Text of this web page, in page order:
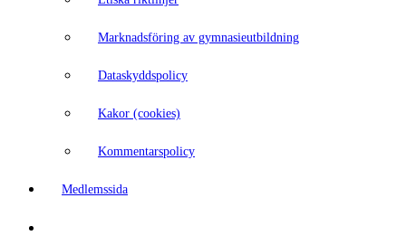
Marknadsföring av gymnasieutbildning
Dataskyddspolicy
Kakor (cookies)
Kommentarspolicy
Medlemssida